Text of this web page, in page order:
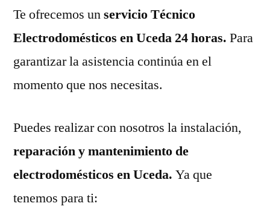
Te ofrecemos unservicio Técnico
Electrodomésticos en Uceda 24 horas. Para
garantizar la asistencia continúa en el
momento que nos necesitas.
Puedes realizar con nosotros la instalación,
reparación y mantenimiento de
electrodomésticos en Uceda. Ya que
tenemos para ti: